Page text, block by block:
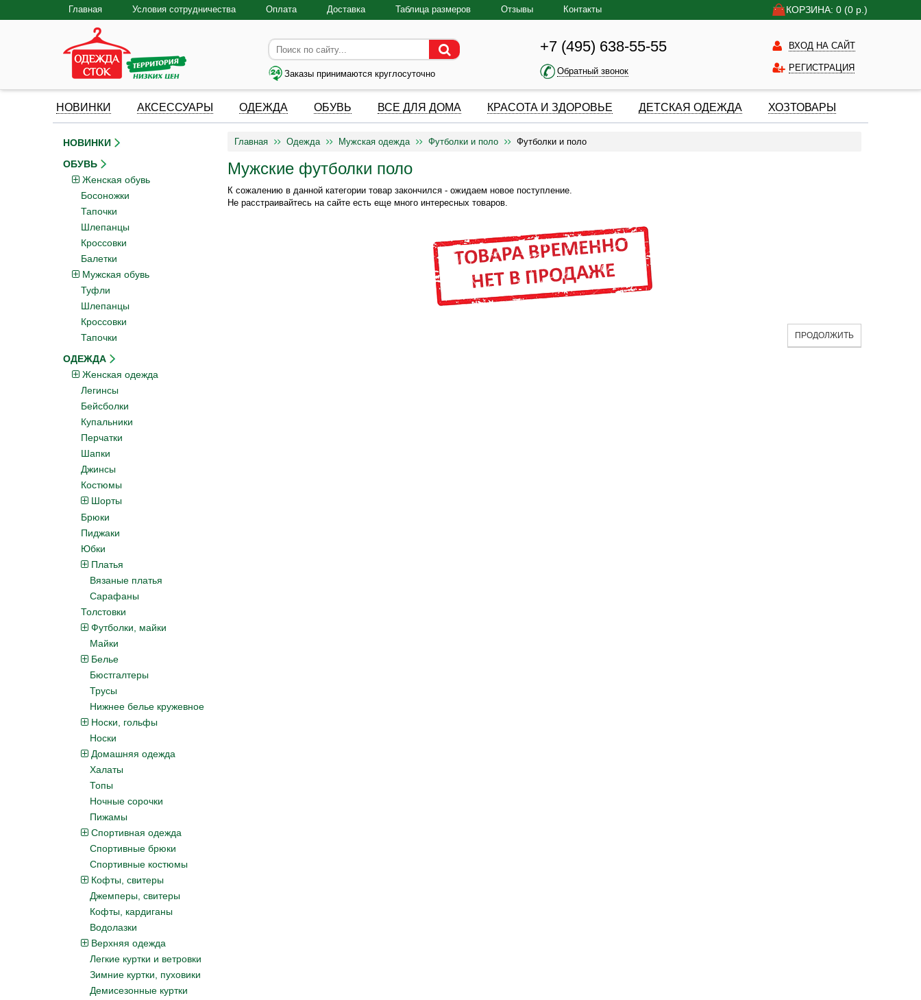
КОРЗИНА: 0 (0 р.)
Главная Условия сотрудничества Оплата Доставка Таблица размеров Отзывы Контакты
Заказы принимаются круглосуточно
+7 (495) 638-55-55
Обратный звонок
ВХОД НА САЙТ
РЕГИСТРАЦИЯ
НОВИНКИ АКСЕССУАРЫ ОДЕЖДА ОБУВЬ ВСЕ ДЛЯ ДОМА КРАСОТА И ЗДОРОВЬЕ ДЕТСКАЯ ОДЕЖДА ХОЗТОВАРЫ
НОВИНКИ
ОБУВЬ
Женская обувь
Босоножки
Тапочки
Шлепанцы
Кроссовки
Балетки
Мужская обувь
Туфли
Шлепанцы
Кроссовки
Тапочки
ОДЕЖДА
Женская одежда
Легинсы
Бейсболки
Купальники
Перчатки
Шапки
Джинсы
Костюмы
Шорты
Брюки
Пиджаки
Юбки
Платья
Вязаные платья
Сарафаны
Толстовки
Футболки, майки
Майки
Белье
Бюстгалтеры
Трусы
Нижнее белье кружевное
Носки, гольфы
Носки
Домашняя одежда
Халаты
Топы
Ночные сорочки
Пижамы
Спортивная одежда
Спортивные брюки
Спортивные костюмы
Кофты, свитеры
Джемперы, свитеры
Кофты, кардиганы
Водолазки
Верхняя одежда
Легкие куртки и ветровки
Зимние куртки, пуховики
Демисезонные куртки
Главная Одежда Мужская одежда Футболки и поло Футболки и поло
Мужские футболки поло
К сожалению в данной категории товар закончился - ожидаем новое поступление.
Не расстраивайтесь на сайте есть еще много интересных товаров.
ПРОДОЛЖИТЬ